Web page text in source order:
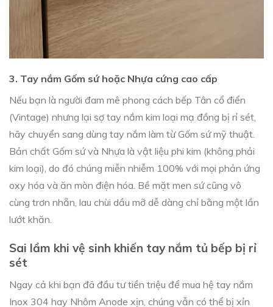
3. Tay nắm Gốm sứ hoặc Nhựa cứng cao cấp
Nếu bạn là người đam mê phong cách bếp Tân cổ điển
(Vintage) nhưng lại sợ tay nắm kim loại mạ đồng bị rỉ sét,
hãy chuyển sang dùng tay nắm làm từ Gốm sứ mỹ thuật.
Bản chất Gốm sứ và Nhựa là vật liệu phi kim (không phải
kim loại), do đó chúng miễn nhiễm 100% với mọi phản ứng
oxy hóa và ăn mòn điện hóa. Bề mặt men sứ cũng vô
cùng trơn nhẵn, lau chùi dầu mỡ dễ dàng chỉ bằng một lần
lướt khăn.
Sai lầm khi vệ sinh khiến tay nắm tủ bếp bị rỉ
sét
Ngay cả khi bạn đã đầu tư tiền triệu để mua hệ tay nắm
Inox 304 hay Nhôm Anode xịn, chúng vẫn có thể bị xỉn